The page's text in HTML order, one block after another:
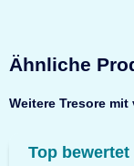
Ähnliche
Weitere Tresore
Top bewertet